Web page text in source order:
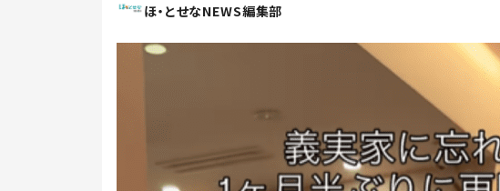
ほ・とせなNEWS編集部